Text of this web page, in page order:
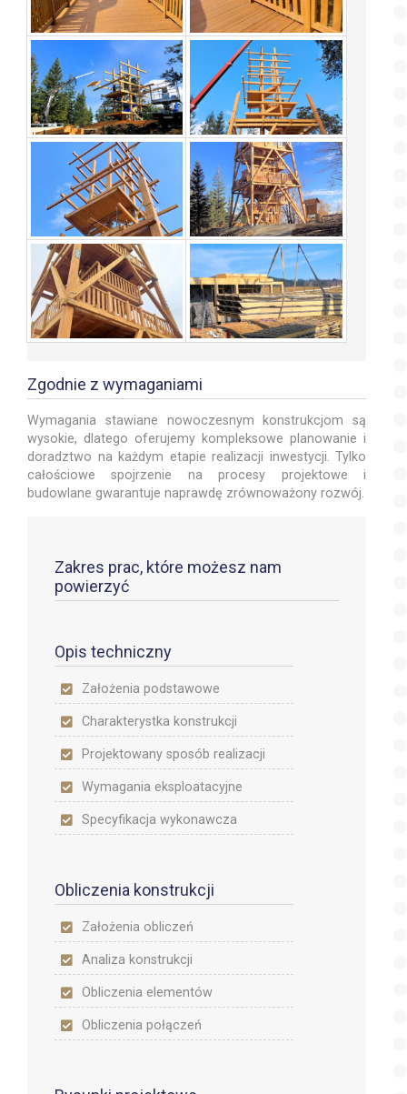
Zgodnie z wymaganiami
Wymagania stawiane nowoczesnym konstrukcjom są
wysokie, dlatego oferujemy kompleksowe planowanie i
doradztwo na każdym etapie realizacji inwestycji. Tylko
całościowe spojrzenie na procesy projektowe i
budowlane gwarantuje naprawdę zrównoważony rozwój.
Zakres prac, które możesz nam
powierzyć
Opis techniczny
Założenia podstawowe
Charakterystka konstrukcji
Projektowany sposób realizacji
Wymagania eksploatacyjne
Specyfikacja wykonawcza
Obliczenia konstrukcji
Założenia obliczeń
Analiza konstrukcji
Obliczenia elementów
Obliczenia połączeń